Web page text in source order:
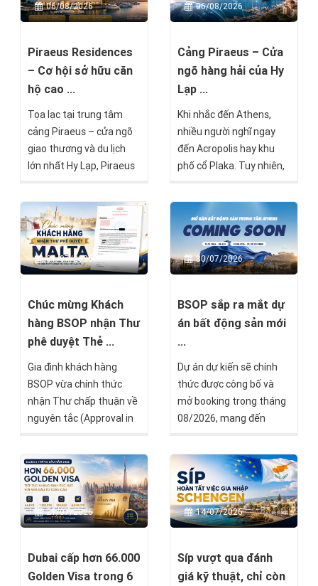
06/08/2026
Piraeus Residences
– Cơ hội sở hữu căn
hộ cao ...
Tọa lạc tại trung tâm
cảng Piraeus – cửa ngõ
giao thương và du lịch
lớn nhất Hy Lạp, Piraeus
những dự án nổi bật
hướng đến nhóm nhà
đầu tư tìm kiếm giá trị
bền vững mà BSOP sẽ
chính thức mở bán trong
06/08/2026
Cảng Piraeus – Cửa
ngõ hàng hải của Hy
Lạp ...
Khi nhắc đến Athens,
nhiều người nghĩ ngay
đến Acropolis hay khu
phố cổ Plaka. Tuy nhiên,
thành phố khoảng 20–30
phút di chuyển là Piraeus
– cảng biển lớn nhất Hy
Lạp, một trong những
trung tâm hàng hải quan
khu vực đang chuyển
mình mạnh mẽ nhờ sự
sản.
31/07/2026
Chúc mừng Khách
hàng BSOP nhận Thư
phê duyệt Thẻ ...
Gia đình khách hàng
BSOP vừa chính thức
nhận Thư chấp thuận về
nguyên tắc (Approval in
Malta theo chương trình
Malta Permanent
Residence Programme
(MPRP). Đây là cột mốc
quan trọng, đánh dấu
quá trình thẩm định (Due
Diligence) và chỉ còn một
30/07/2026
BSOP sắp ra mắt dự
án bất động sản mới
...
Dự án dự kiến sẽ chính
thức được công bố và
mở booking trong tháng
08/2026, mang đến
tư tại thị trường châu Âu
dành cho các nhà đầu tư
đang tìm kiếm cơ hội đa
dạng hóa tài sản quốc tế.
21/07/2026
Dubai cấp hơn 66.000
Golden Visa trong 6
14/07/2026
Síp vượt qua đánh
giá kỹ thuật, chỉ còn